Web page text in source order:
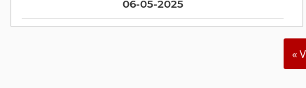
06-05-2025
«